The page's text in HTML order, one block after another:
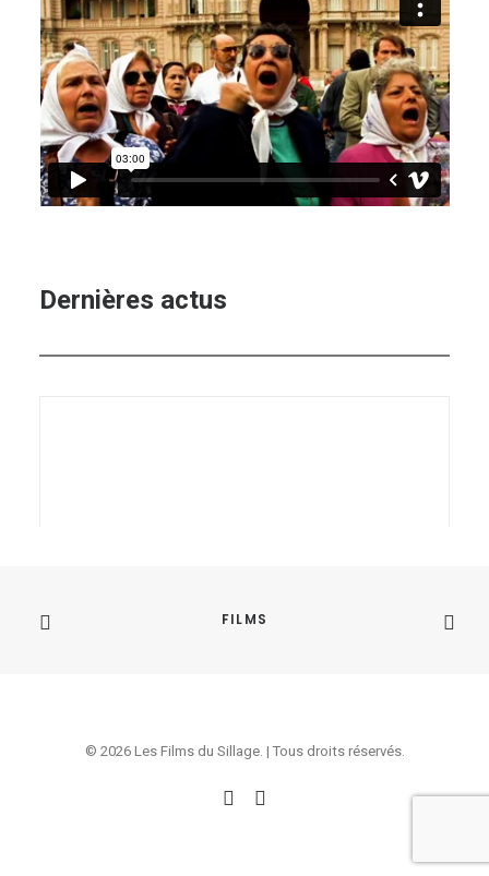
Dernières actus
DISOBEDIENT
« DISOBEDIENT », de Rodrigo Vazquez,
FILMS
© 2026 Les Films du Sillage. | Tous droits réservés.